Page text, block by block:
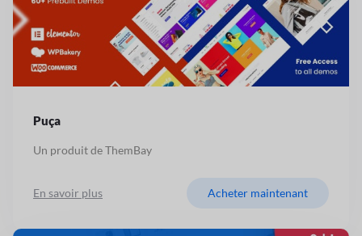
Puça
Un produit de ThemBay
En savoir plus Acheter maintenant